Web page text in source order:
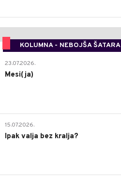
KOLUMNA - NEBOJŠA ŠATARA
23.07.2026.
Mesi(ja)
15.07.2026.
Ipak valja bez kralja?